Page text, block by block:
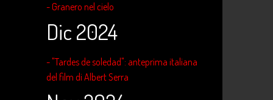
- Granero nel cielo
Dic 2024
- "Tardes de soledad": anteprima italiana
del film di Albert Serra